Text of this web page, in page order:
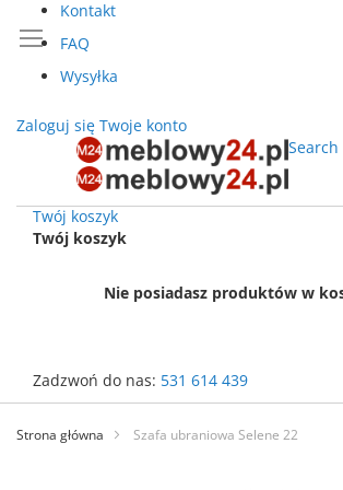
Kontakt
FAQ
Wysyłka
Zaloguj się Twoje konto
Search
Twój koszyk
Twój koszyk
Nie posiadasz produktów w
Zadzwoń do nas: 531 614 439
Przejdź
treści
Strona główna Szafa ubraniowa Selene 22